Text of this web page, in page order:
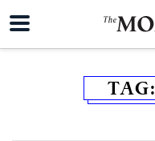
TAG: